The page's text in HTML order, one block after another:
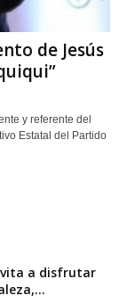
de Jesús
y referente del
Estatal del Partido
a disfrutar